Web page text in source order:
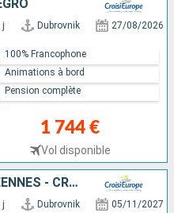
j Dubrovnik 27/08/2026
1 744 €
Vol disponible
100% Francophone
Animations à bord
Pension complète
SPLENDEURS MÉDITERRANÉENNES - CROATIE, LES POUILLES, LA SICILE ET MALTE
j Dubrovnik 05/11/2027